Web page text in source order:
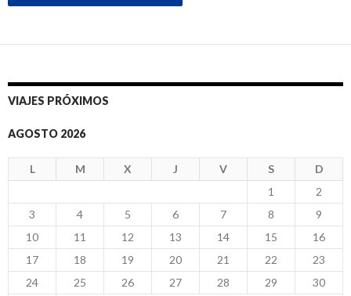
VIAJES PRÓXIMOS
AGOSTO 2026
L M X J V S D
1
2
3
4 5 6 7 8
9
10
11 12 13 14 15
16
17
18 19 20 21 22
23
24
25 26 27 28 29
30